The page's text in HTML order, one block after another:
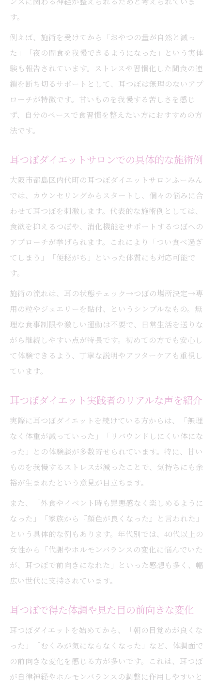
す。
例えば、施術を受けてから「おやつの量が自然と減っ
た」「夜の間食を我慢できるようになった」という実体
験も報告されています。ストレスや習慣化した間食の連
鎖を断ち切るサポートとして、耳つぼは無理のないアプ
ローチが特徴です。甘いものを我慢する苦しさを感じ
ず、自分のペースで食習慣を整えたい方におすすめの方
法です。
耳つぼダイエットサロンでの具体的な施術例
大阪市都島区内代町の耳つぼダイエットサロンふーみん
では、カウンセリングからスタートし、個々の悩みに合
わせて耳つぼを刺激します。代表的な施術例としては、
食欲を抑えるつぼや、消化機能をサポートするつぼへの
アプローチが挙げられます。これにより「つい食べ過ぎ
てしまう」「便秘がち」といった体質にも対応可能で
す。
施術の流れは、耳の状態チェック→つぼの場所決定→専
用の粒やジュエリーを貼付、というシンプルなもの。無
理な食事制限や激しい運動は不要で、日常生活を送りな
がら継続しやすい点が特長です。初めての方でも安心し
て体験できるよう、丁寧な説明やアフターケアも重視し
ています。
耳つぼダイエット実践者のリアルな声を紹介
実際に耳つぼダイエットを続けている方からは、「無理
なく体重が減っていった」「リバウンドしにくい体にな
った」との体験談が多数寄せられています。特に、甘い
ものを我慢するストレスが減ったことで、気持ちにも余
裕が生まれたという意見が目立ちます。
また、「外食やイベント時も罪悪感なく楽しめるように
なった」「家族から『顔色が良くなった』と言われた」
という具体的な例もあります。年代別では、40代以上の
女性から「代謝やホルモンバランスの変化に悩んでいた
が、耳つぼで前向きになれた」といった感想も多く、幅
広い世代に支持されています。
耳つぼで得た体調や見た目の前向きな変化
耳つぼダイエットを始めてから、「朝の目覚めが良くな
った」「むくみが気にならなくなった」など、体調面で
の前向きな変化を感じる方が多いです。これは、耳つぼ
が自律神経やホルモンバランスの調整に作用しやすいと